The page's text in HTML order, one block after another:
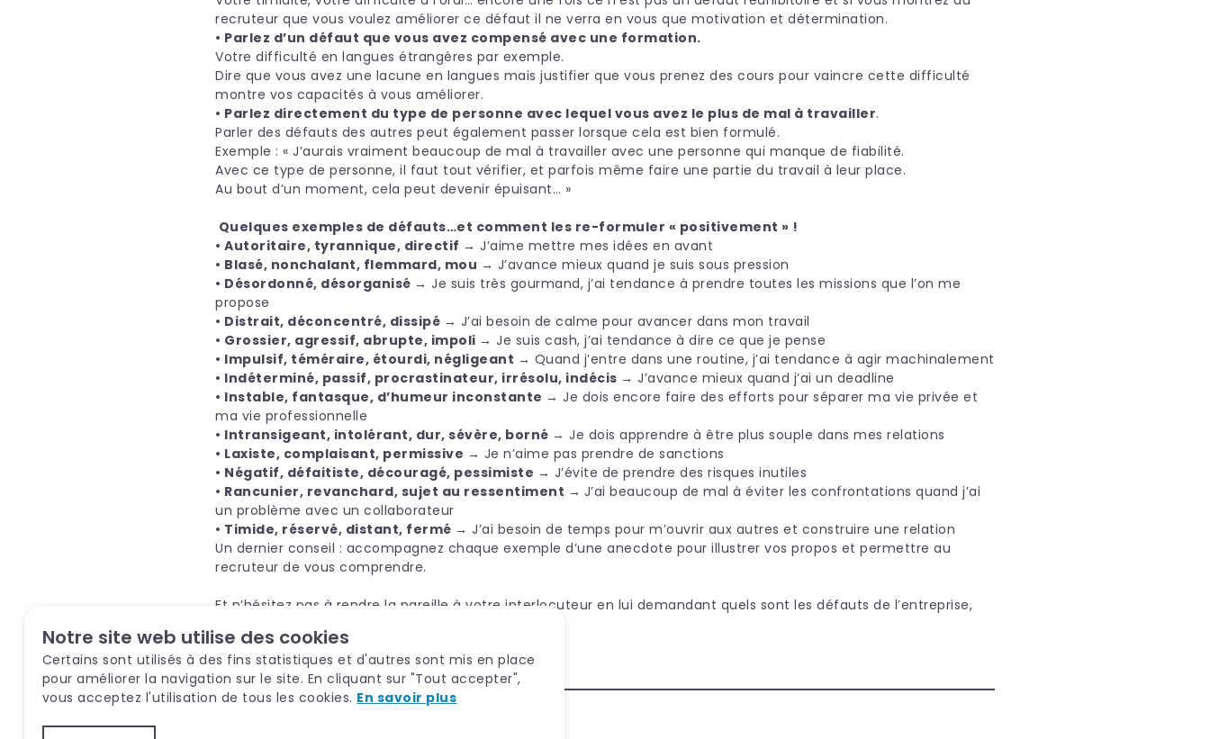
recruteur que vous voulez améliorer ce défaut il ne verra en vous que motivation et détermination.
• Parlez d’un défaut que vous avez compensé avec une formation.
Votre difficulté en langues étrangères par exemple.
Dire que vous avez une lacune en langues mais justifier que vous prenez des cours pour vaincre cette difficulté
montre vos capacités à vous améliorer.
• Parlez directement du type de personne avec lequel vous avez le plus de mal à travailler.
Parler des défauts des autres peut également passer lorsque cela est bien formulé.
Exemple : « J’aurais vraiment beaucoup de mal à travailler avec une personne qui manque de fiabilité.
Avec ce type de personne, il faut tout vérifier, et parfois même faire une partie du travail à leur place.
Au bout d’un moment, cela peut devenir épuisant… »
Quelques exemples de défauts…et comment les re-formuler « positivement » !
• Autoritaire, tyrannique, directif → J’aime mettre mes idées en avant
• Blasé, nonchalant, flemmard, mou → J’avance mieux quand je suis sous pression
• Désordonné, désorganisé → Je suis très gourmand, j’ai tendance à prendre toutes les missions que l’on me
propose
• Distrait, déconcentré, dissipé → J’ai besoin de calme pour avancer dans mon travail
• Grossier, agressif, abrupte, impoli → Je suis cash, j’ai tendance à dire ce que je pense
• Impulsif, téméraire, étourdi, négligeant → Quand j’entre dans une routine, j’ai tendance à agir machinalement
• Indéterminé, passif, procrastinateur, irrésolu, indécis → J’avance mieux quand j’ai un deadline
• Instable, fantasque, d’humeur inconstante → Je dois encore faire des efforts pour séparer ma vie privée et
ma vie professionnelle
• Intransigeant, intolérant, dur, sévère, borné → Je dois apprendre à être plus souple dans mes relations
• Laxiste, complaisant, permissive → Je n’aime pas prendre de sanctions
• Négatif, défaitiste, découragé, pessimiste → J’évite de prendre des risques inutiles
• Rancunier, revanchard, sujet au ressentiment → J’ai beaucoup de mal à éviter les confrontations quand j’ai
un problème avec un collaborateur
• Timide, réservé, distant, fermé → J’ai besoin de temps pour m’ouvrir aux autres et construire une relation
Un dernier conseil : accompagnez chaque exemple d’une anecdote pour illustrer vos propos et permettre au
recruteur de vous comprendre.
Et n’hésitez pas à rendre la pareille à votre interlocuteur en lui demandant quels sont les défauts de l’entreprise,
Sources :Service Communication Talysio
Notre site web utilise des cookies
Certains sont utilisés à des fins statistiques et d'autres sont mis en place
pour améliorer la navigation sur le site. En cliquant sur "Tout accepter",
vous acceptez l'utilisation de tous les cookies. En savoir plus